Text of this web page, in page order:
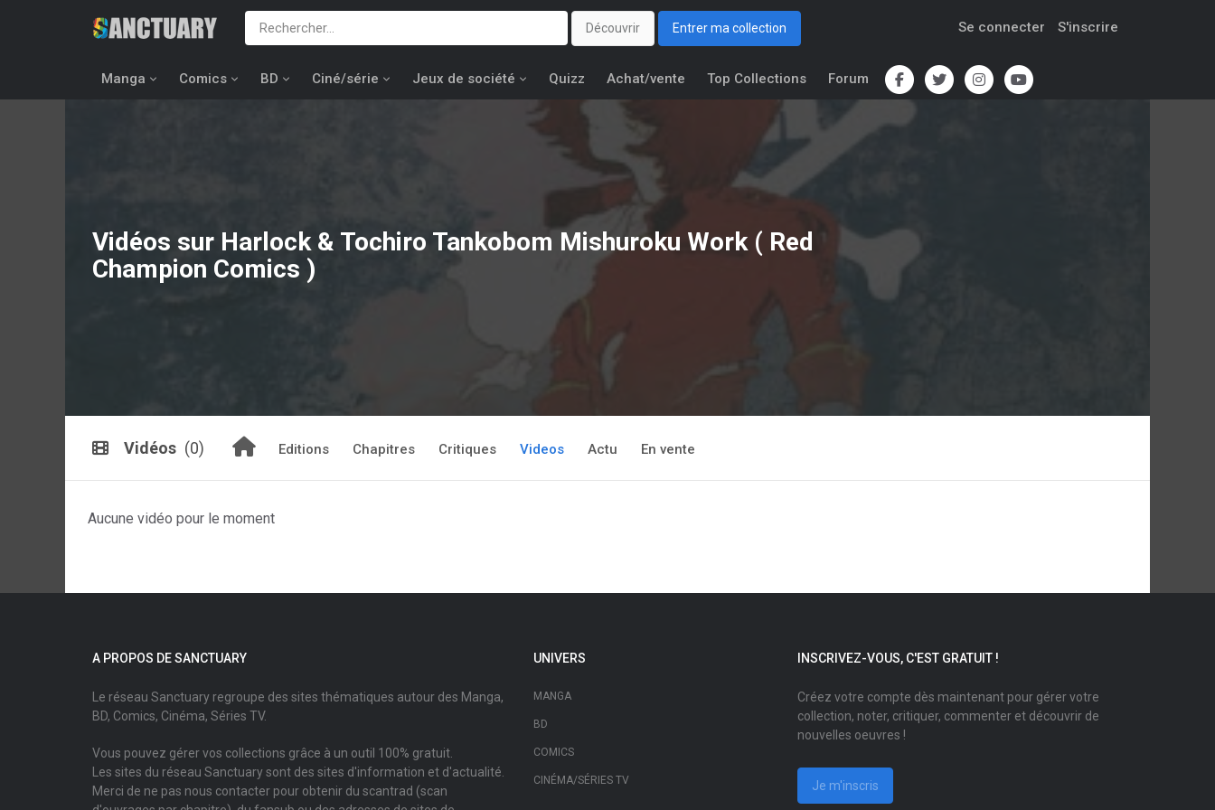
Découvrir Entrer ma collection Se connecter S'inscrire
Manga Comics BD Ciné/série Jeux de société Quizz Achat/vente Top Collections Forum
Vidéos sur Harlock & Tochiro Tankobom Mishuroku Work ( Red
Champion Comics )
Vidéos (0) Editions Chapitres Critiques Videos Actu En vente
Aucune vidéo pour le moment
A PROPOS DE SANCTUARY
Le réseau Sanctuary regroupe des sites thématiques autour des Manga,
BD, Comics, Cinéma, Séries TV.
Vous pouvez gérer vos collections grâce à un outil 100% gratuit.
Les sites du réseau Sanctuary sont des sites d'information et d'actualité.
Merci de ne pas nous contacter pour obtenir du scantrad (scan
UNIVERS
MANGA
BD
COMICS
CINÉMA/SÉRIES TV
INSCRIVEZ-VOUS, C'EST GRATUIT !
Créez votre compte dès maintenant pour gérer votre
collection, noter, critiquer, commenter et découvrir de
nouvelles oeuvres !
Je m'inscris